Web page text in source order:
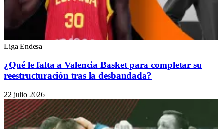
Liga Endesa
¿Qué le falta a Valencia Basket para completar su
reestructuración tras la desbandada?
22 julio 2026